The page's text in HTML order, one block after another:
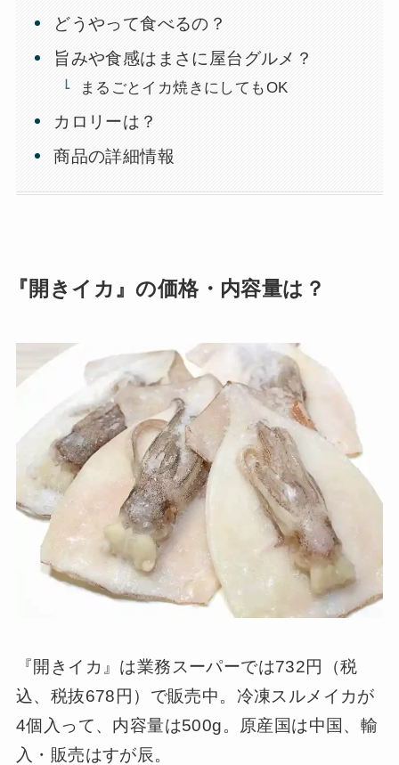
どうやって食べるの？
旨みや食感はまさに屋台グルメ？
まるごとイカ焼きにしてもOK
カロリーは？
商品の詳細情報
『開きイカ』の価格・内容量は？
『開きイカ』は業務スーパーでは732円（税
込、税抜678円）で販売中。冷凍スルメイカが
4個入って、内容量は500g。原産国は中国、輸
入・販売はすが辰。